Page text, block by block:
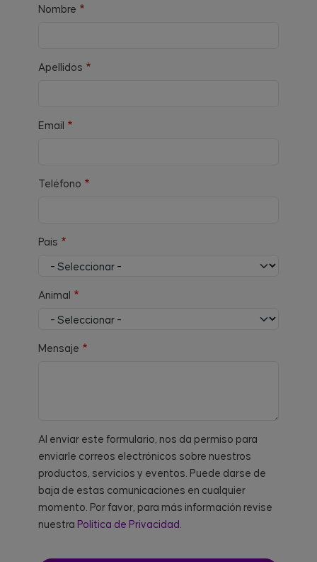
Nombre
Apellidos
Email
Teléfono
País
Animal
Mensaje
Al enviar este formulario, nos da permiso para
enviarle correos electrónicos sobre nuestros
productos, servicios y eventos. Puede darse de
baja de estas comunicaciones en cualquier
momento. Por favor, para más información revise
nuestra Política de Privacidad.